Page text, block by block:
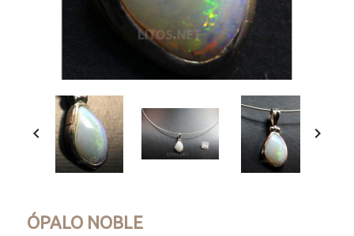
 
ÓPALO NOBLE